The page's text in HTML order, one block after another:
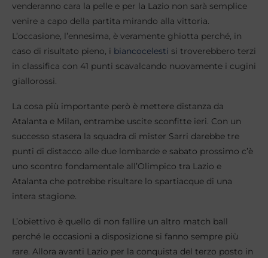
venderanno cara la pelle e per la Lazio non sarà semplice
venire a capo della partita mirando alla vittoria.
L’occasione, l’ennesima, è veramente ghiotta perché, in
caso di risultato pieno, i biancocelesti si troverebbero terzi
in classifica con 41 punti scavalcando nuovamente i cugini
giallorossi.
La cosa più importante però è mettere distanza da
Atalanta e Milan, entrambe uscite sconfitte ieri. Con un
successo stasera la squadra di mister Sarri darebbe tre
punti di distacco alle due lombarde e sabato prossimo c’è
uno scontro fondamentale all’Olimpico tra Lazio e
Atalanta che potrebbe risultare lo spartiacque di una
intera stagione.
L’obiettivo è quello di non fallire un altro match ball
perché le occasioni a disposizione si fanno sempre più
rare. Allora avanti Lazio per la conquista del terzo posto in